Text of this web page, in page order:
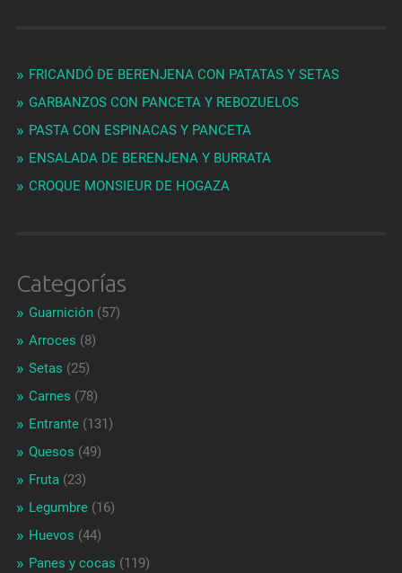
FRICANDÓ DE BERENJENA CON PATATAS Y SETAS
GARBANZOS CON PANCETA Y REBOZUELOS
PASTA CON ESPINACAS Y PANCETA
ENSALADA DE BERENJENA Y BURRATA
CROQUE MONSIEUR DE HOGAZA
Categorías
Guarnición(57)
Arroces (8)
Setas (25)
Carnes (78)
Entrante(131)
Quesos (49)
Fruta(23)
Legumbre(16)
Huevos (44)
Panes y cocas (119)